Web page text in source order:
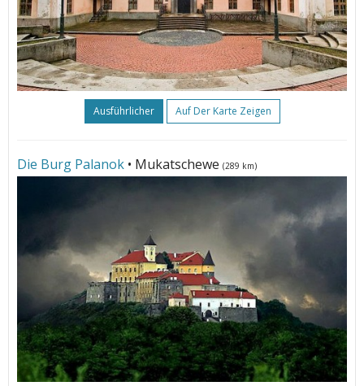
Ausführlicher Auf Der Karte Zeigen
Die Burg Palanok • Mukatschewe (289 km)